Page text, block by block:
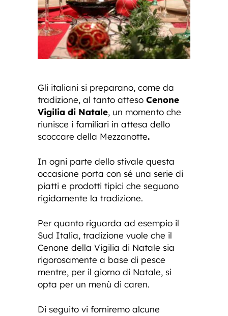
Gli italiani si preparano, come da
tradizione, al tanto atteso Cenone
Vigilia di Natale, un momento che
riunisce i familiari in attesa dello
scoccare della Mezzanotte.
In ogni parte dello stivale questa
occasione porta con sé una serie di
piatti e prodotti tipici che seguono
rigidamente la tradizione.
Per quanto riguarda ad esempio il
Sud Italia, tradizione vuole che il
Cenone della Vigilia di Natale sia
rigorosamente a base di pesce
mentre, per il giorno di Natale, si
opta per un menù di caren.
Di seguito vi forniremo alcune